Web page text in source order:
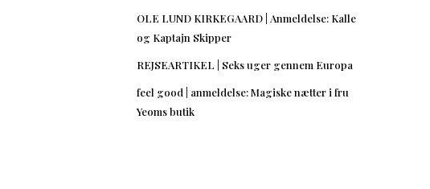
OLE LUND KIRKEGAARD | Anmeldelse: Kalle
og Kaptajn Skipper
REJSEARTIKEL | Seks uger gennem Europa
feel good | anmeldelse: Magiske nætter i fru
Yeoms butik